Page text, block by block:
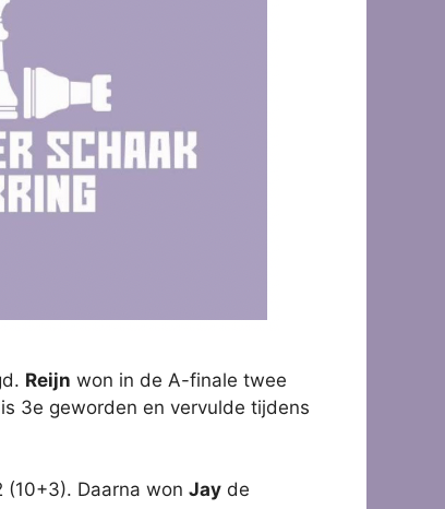
Reijn won in de A-finale twee
3e geworden en vervulde tijdens
(10+3). Daarna won Jay de